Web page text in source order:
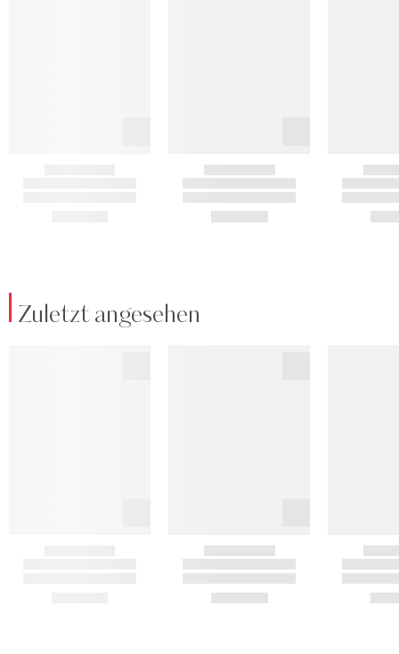
Zuletzt angesehen